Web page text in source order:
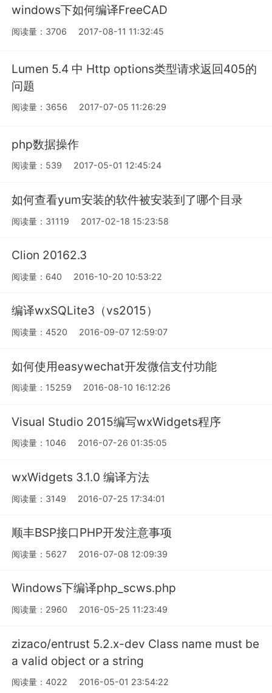
windows下如何编译FreeCAD
阅读量：3706 2017-08-11 11:32:45
Lumen 5.4 中 Http options类型请求返回405的
问题
阅读量：3656 2017-07-05 11:26:29
php数据操作
阅读量：539 2017-05-01 12:45:24
如何查看yum安装的软件被安装到了哪个目录
阅读量：31119 2017-02-18 15:23:58
Clion 20162.3
阅读量：640 2016-10-20 10:53:22
编译wxSQLite3（vs2015）
阅读量：4520 2016-09-07 12:59:07
如何使用easywechat开发微信支付功能
阅读量：15259 2016-08-10 16:12:26
Visual Studio 2015编写wxWidgets程序
阅读量：1046 2016-07-26 01:35:05
wxWidgets 3.1.0 编译方法
阅读量：3149 2016-07-25 17:34:01
顺丰BSP接口PHP开发注意事项
阅读量：5627 2016-07-08 12:09:39
Windows下编译php_scws.php
阅读量：2960 2016-05-25 11:23:49
zizaco/entrust 5.2.x-dev Class name must be
a valid object or a string
阅读量：4022 2016-05-01 23:54:22